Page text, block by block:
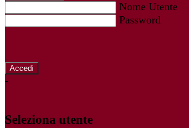
Nome Utente
Password
-
Seleziona utente